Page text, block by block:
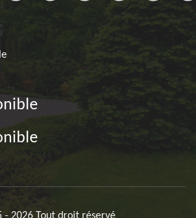
- 2026 Tout droit réservé